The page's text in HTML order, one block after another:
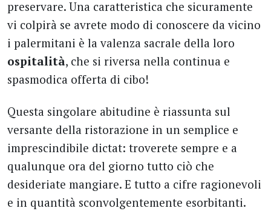
preservare. Una caratteristica che sicuramente
vi colpirà se avrete modo di conoscere da vicino
i palermitani è la valenza sacrale della loro
ospitalità, che si riversa nella continua e
spasmodica offerta di cibo!
Questa singolare abitudine è riassunta sul
versante della ristorazione in un semplice e
imprescindibile dictat: troverete sempre e a
qualunque ora del giorno tutto ciò che
desideriate mangiare. E tutto a cifre ragionevoli
e in quantità sconvolgentemente esorbitanti.